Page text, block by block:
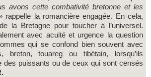
avons cette combativité bretonne et les
rappelle la romancière engagée. En cela,
la Bretagne pour toucher à l’universel.
avec acuité et urgence la question
qui se confond bien souvent avec
breton, touareg ou tibétain, lorsqu’ils
des puissants ou de ceux qui sont censés